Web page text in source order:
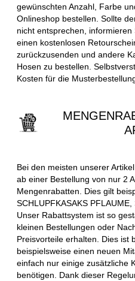
gewünschten Anzahl, Farbe
Onlineshop bestellen. Sollte
nicht entsprechen,
einen kostenlosen
zurückzusenden und andere
Hosen zu bestellen.
Kosten für die
Bei den meisten unserer
ab einer Bestellung von nur 2
Mengenrabatten. Dies gilt
SCHLUPFKASAKS
Unser Rabattsystem ist so
kleinen Bestellungen oder
Preisvorteile erhalten. Dies ist
beispielsweise einen neuen
einfach nur einige zusätzliche
benötigen. Dank dieser